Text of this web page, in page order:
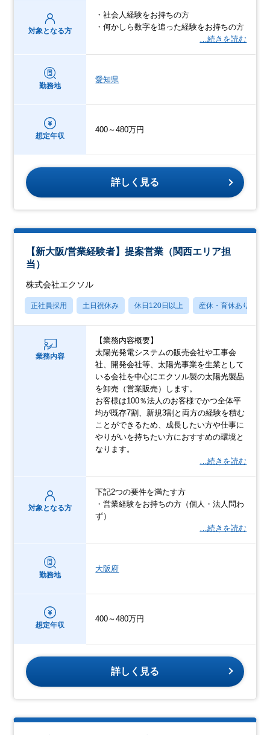
対象となる方
・社会人経験をお持ちの方
・何かしら数字を追った経験をお持ちの方
…続きを読む
勤務地
愛知県
想定年収
400～480万円
詳しく見る
【新大阪/営業経験者】提案営業（関西エリア担
当）
株式会社エクソル
正社員採用 土日祝休み 休日120日以上 産休・育休あり
業務内容
【業務内容概要】
太陽光発電システムの販売会社や工事会
社、開発会社等、太陽光事業を生業として
いる会社を中心にエクソル製の太陽光製品
を卸売（営業販売）します。
お客様は100％法人のお客様でかつ全体平
均が既存7割、新規3割と両方の経験を積む
ことができるため、成長したい方や仕事に
やりがいを持ちたい方におすすめの環境と
なります。
…続きを読む
対象となる方
下記2つの要件を満たす方
・営業経験をお持ちの方（個人・法人問わ
ず）
…続きを読む
勤務地
大阪府
想定年収
400～480万円
詳しく見る